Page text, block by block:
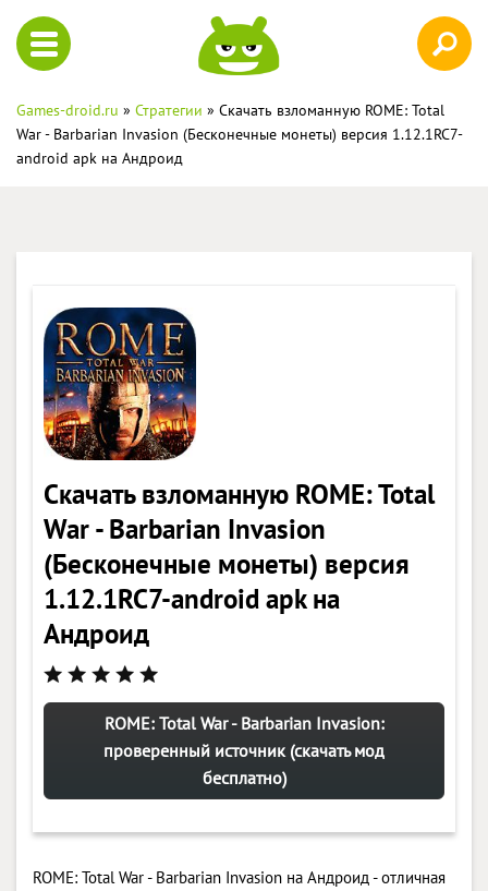
Games-droid.ru » Стратегии » Скачать взломанную ROME: Total
War - Barbarian Invasion (Бесконечные монеты) версия 1.12.1RC7-
android apk на Андроид
Скачать взломанную ROME: Total
War - Barbarian Invasion
(Бесконечные монеты) версия
1.12.1RC7-android apk на
Андроид
ROME: Total War - Barbarian Invasion:
проверенный источник (скачать мод
бесплатно)
ROME: Total War - Barbarian Invasion на Андроид - отличная